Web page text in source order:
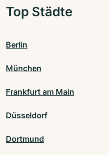
Top Städte
Berlin
München
Frankfurt am Main
Düsseldorf
Dortmund